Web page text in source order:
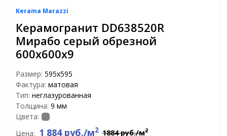
Kerama Marazzi
Керамогранит DD638520R
Мирабо серый обрезной
600х600х9
Размер: 595x595
Фактура: матовая
Тип: неглазурованная
Толщина: 9 мм
Цвета:
Цена: 1 884 руб./м2 1884 руб./м2